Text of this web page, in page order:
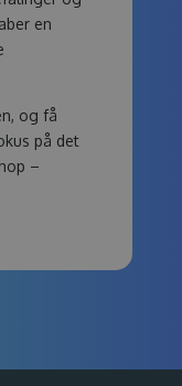
en
og få
på det
–